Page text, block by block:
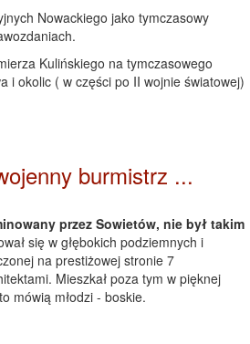
Nowackiego jako tymczasowy
Kulińskiego na tymczasowego
i okolic ( w części po II wojnie światowej)
burmistrz ...
przez Sowietów, nie był takim
się w głębokich podziemnych i
na prestiżowej stronie 7
Mieszkał poza tym w pięknej
mówią młodzi - boskie.